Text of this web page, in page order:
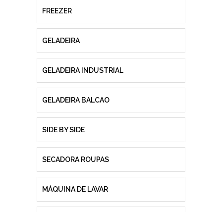
FREEZER
GELADEIRA
GELADEIRA INDUSTRIAL
GELADEIRA BALCAO
SIDE BY SIDE
SECADORA ROUPAS
MÁQUINA DE LAVAR